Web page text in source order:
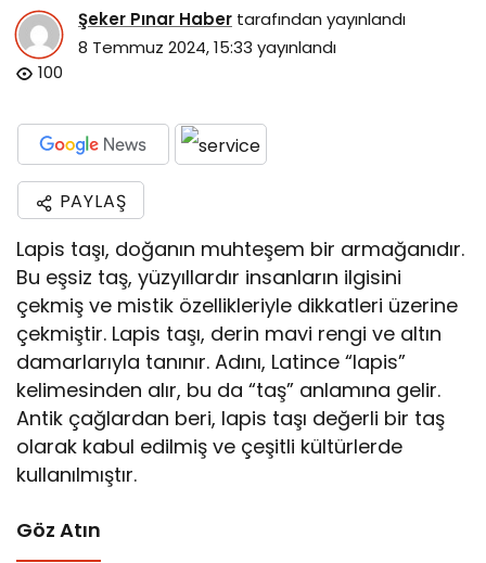
Şeker Pınar Haber tarafından yayınlandı
8 Temmuz 2024, 15:33 yayınlandı
100
PAYLAŞ
Lapis taşı, doğanın muhteşem bir armağanıdır.
Bu eşsiz taş, yüzyıllardır insanların ilgisini
çekmiş ve mistik özellikleriyle dikkatleri üzerine
çekmiştir. Lapis taşı, derin mavi rengi ve altın
damarlarıyla tanınır. Adını, Latince “lapis”
kelimesinden alır, bu da “taş” anlamına gelir.
Antik çağlardan beri, lapis taşı değerli bir taş
olarak kabul edilmiş ve çeşitli kültürlerde
kullanılmıştır.
Göz Atın